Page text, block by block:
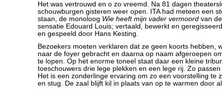
Het was vertrouwd en o zo vreemd. Na 81 dagen
schouwburgen gisteren weer open. ITA had meteen een
staan, de monoloog Wie heeft mijn vader vermoord van
sensatie Edouard Louis; vertaald, bewerkt en
en gespeeld door Hans Kesting.
Bezoekers moeten verklaren dat ze geen koorts hebben,
naar de foyer gebracht en daarna op naam afgeroepen
te lopen. Op het enorme toneel staat daar een kleine
toeschouwers drie lege plekken en een lege rij. Zo
Het is een zonderlinge ervaring om zo een voorstelling te
en stug. De zaal blijft kil in plaats van op te warmen door